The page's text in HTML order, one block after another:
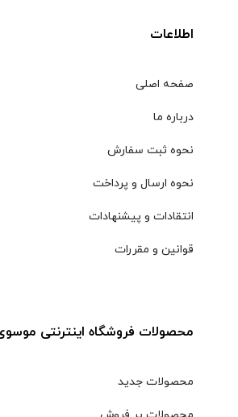
اطلاعات
صفحه اصلی
درباره ما
نحوه ثبت سفارش
نحوه ارسال و پرداخت
انتقادات و پیشنهادات
قوانین و مقررات
محصولات فروشگاه اینترنتی
محصولات جدید